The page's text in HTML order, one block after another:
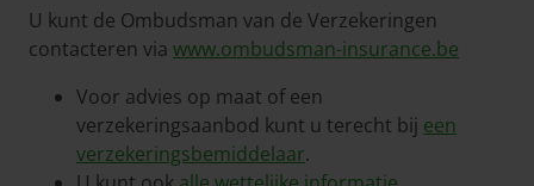
U kunt de Ombudsman van de Verzekeringen
contacteren via www.ombudsman-insurance.be
Voor advies op maat of een
verzekeringsaanbod kunt u terecht bij een
verzekeringsbemiddelaar.